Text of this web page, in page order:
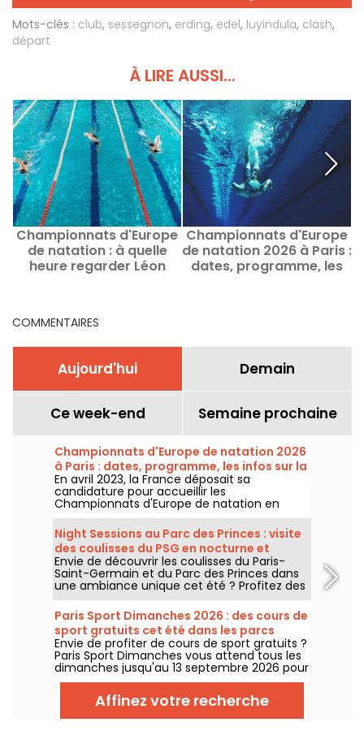
Mots-clés : club, sessegnon, erding, edel, luyindula, clash,
départ
À LIRE AUSSI...
Championnats d'Europe
de natation : à quelle
heure regarder Léon
Championnats d'Europe
de natation 2026 à Paris :
dates, programme, les
COMMENTAIRES
Aujourd'hui Demain
Ce week-end Semaine prochaine
Championnats d'Europe de natation 2026
à Paris : dates, programme, les infos sur la
compétition
En avril 2023, la France déposait sa
candidature pour accueillir les
Championnats d'Europe de natation en
2026. Du 31 juillet au 16 août, le Centre
Aquatique Olympique vous attend pour
encourager nos nageurs. Voici toutes les
informations à connaître sur la compétition
et les épreuves !
Night Sessions au Parc des Princes : visite
des coulisses du PSG en nocturne et
guinguette festive avec DJ sets
Envie de découvrir les coulisses du Paris-
Saint-Germain et du Parc des Princes dans
une ambiance unique cet été ? Profitez des
night sessions pour accéder au stade de
nuit et profiter de nombreuses animations
festives. Voici le programme pour cet été
2026 !
Paris Sport Dimanches 2026 : des cours de
sport gratuits cet été dans les parcs
parisiens
Envie de profiter de cours de sport gratuits ?
Paris Sport Dimanches vous attend tous les
dimanches jusqu'au 13 septembre 2026 pour
des séances sportives gratuites et sans
inscription !Affinez votre recherche